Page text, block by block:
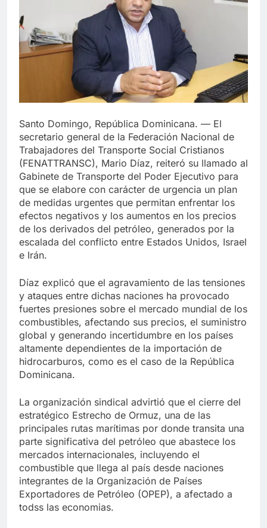
Santo Domingo, República Dominicana. — El
secretario general de la Federación Nacional de
Trabajadores del Transporte Social Cristianos
(FENATTRANSC), Mario Díaz, reiteró su llamado al
Gabinete de Transporte del Poder Ejecutivo para
que se elabore con carácter de urgencia un plan
de medidas urgentes que permitan enfrentar los
efectos negativos y los aumentos en los precios
de los derivados del petróleo, generados por la
escalada del conflicto entre Estados Unidos, Israel
e Irán.
Díaz explicó que el agravamiento de las tensiones
y ataques entre dichas naciones ha provocado
fuertes presiones sobre el mercado mundial de los
combustibles, afectando sus precios, el suministro
global y generando incertidumbre en los países
altamente dependientes de la importación de
hidrocarburos, como es el caso de la República
Dominicana.
La organización sindical advirtió que el cierre del
estratégico Estrecho de Ormuz, una de las
principales rutas marítimas por donde transita una
parte significativa del petróleo que abastece los
mercados internacionales, incluyendo el
combustible que llega al país desde naciones
integrantes de la Organización de Países
Exportadores de Petróleo (OPEP), a afectado a
todss las economias.